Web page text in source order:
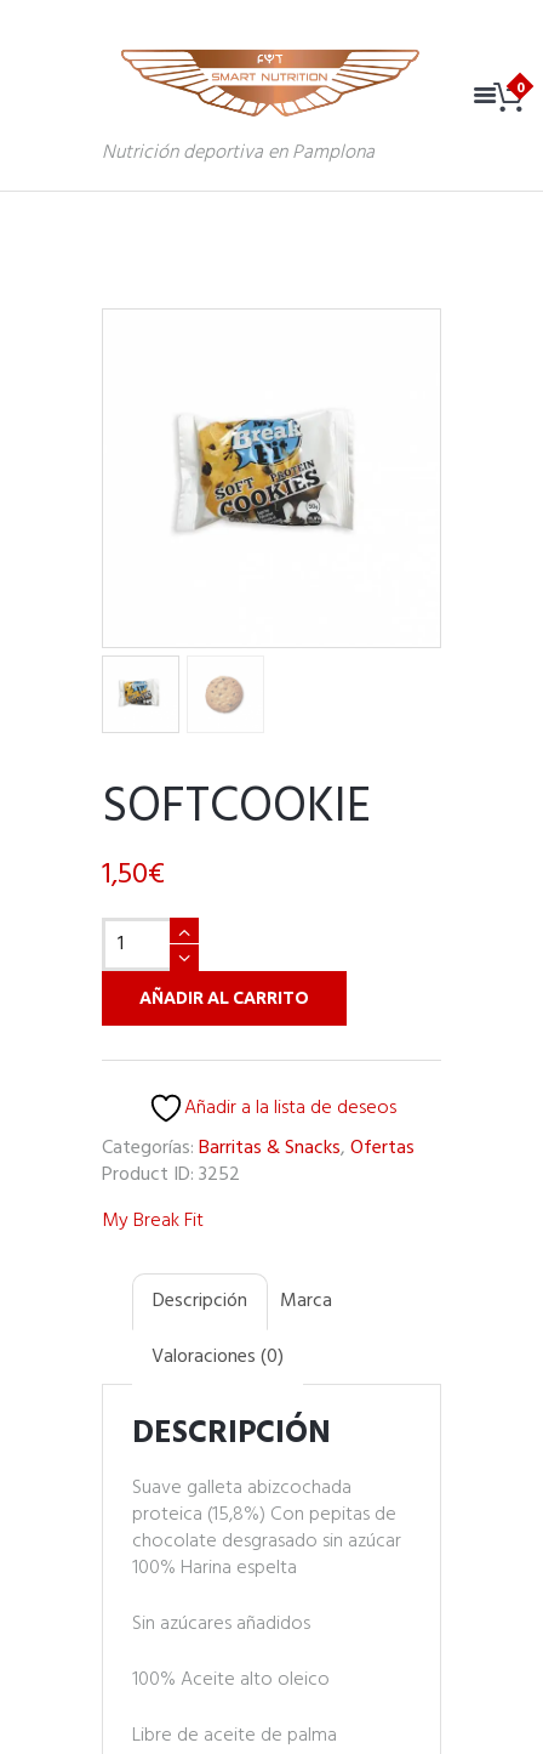
Nutrición deportiva en Pamplona
SOFTCOOKIE
1,50€
Softcookie
cantidad
AÑADIR AL CARRITO
Añadir a la lista de deseos
Categorías:Barritas & Snacks,Ofertas
Product ID:3252
My Break Fit
Descripción
Marca
Valoraciones (0)
DESCRIPCIÓN
Suave galleta abizcochada
proteica (15,8%) Con pepitas de
chocolate desgrasado sin azúcar
100% Harina espelta
Sin azúcares añadidos
100% Aceite alto oleico
Libre de aceite de palma